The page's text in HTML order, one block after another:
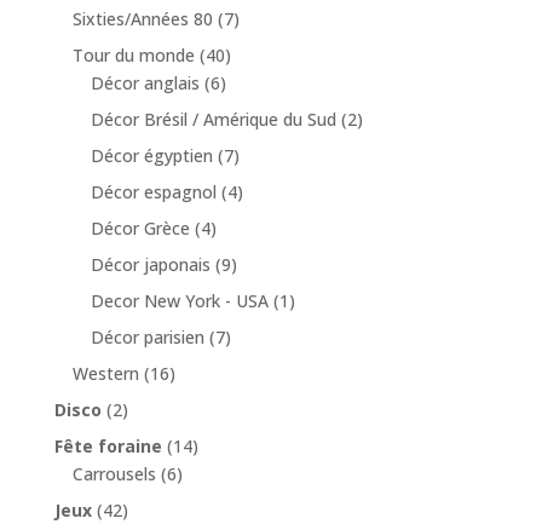
Sixties/Années 80 (7)
Tour du monde (40)
Décor anglais (6)
Décor Brésil / Amérique du Sud (2)
Décor égyptien (7)
Décor espagnol (4)
Décor Grèce (4)
Décor japonais (9)
Decor New York - USA (1)
Décor parisien (7)
Western (16)
Disco (2)
Fête foraine (14)
Carrousels (6)
Jeux (42)